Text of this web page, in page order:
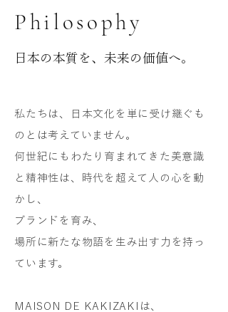
Philosophy
日本の本質を、未来の価値へ。
私たちは、日本文化を単に受け継ぐも
のとは考えていません。
何世紀にもわたり育まれてきた美意識
と精神性は、時代を超えて人の心を動
かし、
ブランドを育み、
場所に新たな物語を生み出す力を持っ
ています。
MAISON DE KAKIZAKIは、